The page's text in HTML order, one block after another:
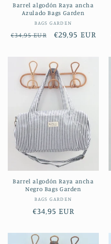
Barrel algodón Raya ancha
Azulado Bags Garden
Proveedor:
BAGS GARDEN
Precio
€34,95 EUR
Precio
€29,95 EUR
Barrel algodón Raya ancha
Negro Bags Garden
Proveedor:
BAGS GARDEN
Precio
€34,95 EUR